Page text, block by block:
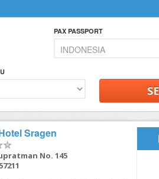
Terms of Service
Contact Us
Affiliate Reward
PAX PASSPORT
Sragen
No. 145